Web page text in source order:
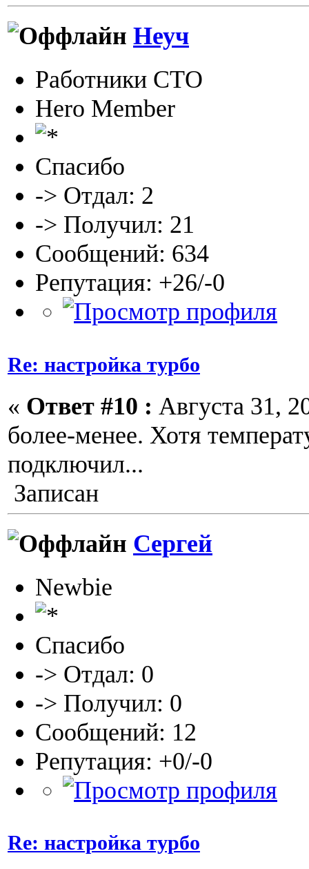
Неуч
Работники СТО
Hero Member
Спасибо
-> Отдал: 2
-> Получил: 21
Сообщений: 634
Репутация: +26/-0
Re: настройка турбо
« Ответ #10 : Августа 31,
более-менее. Хотя
подключил...
Записан
Сергей
Newbie
Спасибо
-> Отдал: 0
-> Получил: 0
Сообщений: 12
Репутация: +0/-0
Re: настройка турбо